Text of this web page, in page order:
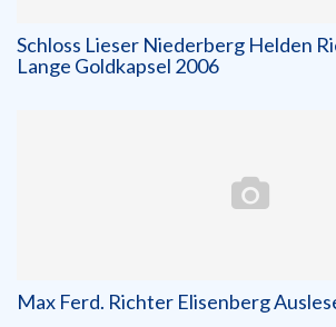
Schloss Lieser Niederberg Helden
Lange Goldkapsel 2006
Max Ferd. Richter Elisenberg